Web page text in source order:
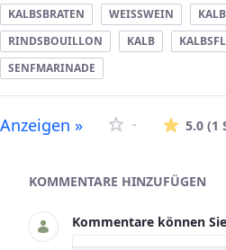
KALBSBRATEN
WEISSWEIN
RINDSBOUILLON
KALB
SENFMARINADE
Anzeigen » - 5.0 (1
Asset-Herausgeber
KOMMENTARE HINZUFÜGEN
Kommentare können